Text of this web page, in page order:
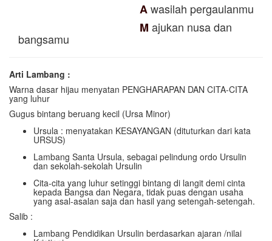
Awasilah pergaulanmu
M ajukan nusa dan
bangsamu
Arti Lambang :
Warna dasar hijau menyatan PENGHARAPAN DAN CITA-CITA
yang luhur
Gugus bintang beruang kecil (Ursa Minor)
Ursula : menyatakan KESAYANGAN (dituturkan dari kata
URSUS)
Lambang Santa Ursula, sebagai pelindung ordo Ursulin
dan sekolah-sekolah Ursulin
Cita-cita yang luhur setinggi bintang di langit demi cinta
kepada Bangsa dan Negara, tidak puas dengan usaha
yang asal-asalan saja dan hasil yang setengah-setengah.
Salib :
Lambang Pendidikan Ursulin berdasarkan ajaran /nilai